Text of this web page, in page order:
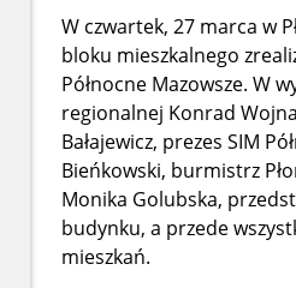
W czwartek, 27 marca w
bloku mieszkalnego
Północne Mazowsze. W
regionalnej Konrad
Bałajewicz, prezes SIM
Bieńkowski, burmistrz
Monika Golubska,
budynku, a przede
mieszkań.